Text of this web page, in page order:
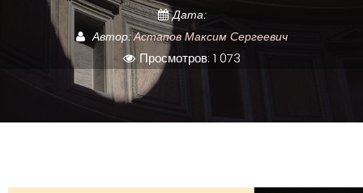
Дата:
Автор:Астапов Максим Сергеевич
Просмотров: 1 073